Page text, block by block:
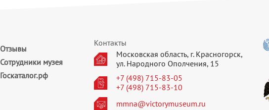
Отзывы
Сотрудники музея
Госкаталог.рф
Контакты
Московская область, г. Красногорск,
ул. Народного Ополчения, 15
+7 (498) 715-83-05
+7 (498) 715-83-10
mmna@victorymuseum.ru